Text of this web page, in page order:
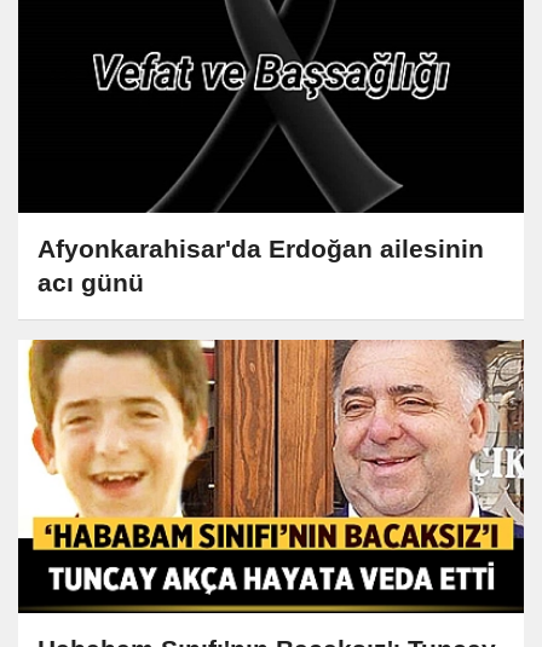
Afyonkarahisar'da Erdoğan ailesinin
acı günü